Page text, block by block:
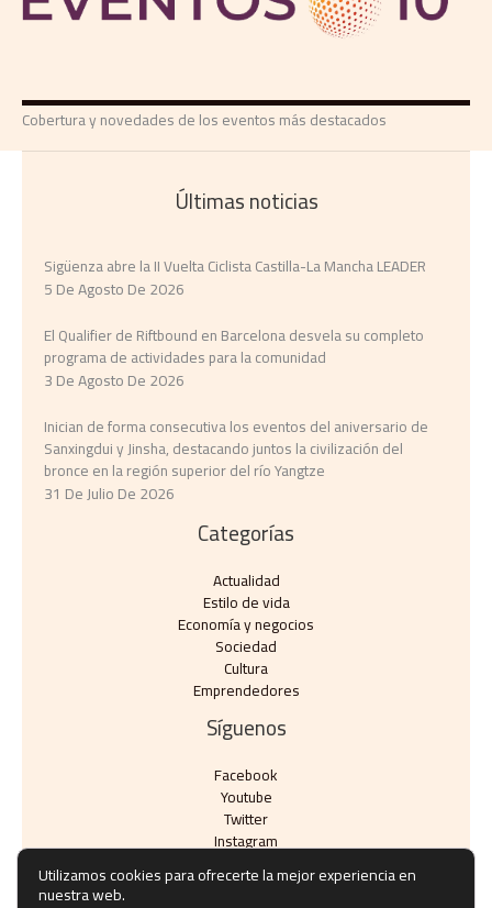
Cobertura y novedades de los eventos más destacados
Últimas noticias
Sigüenza abre la II Vuelta Ciclista Castilla-La Mancha LEADER
5 De Agosto De 2026
El Qualifier de Riftbound en Barcelona desvela su completo
programa de actividades para la comunidad
3 De Agosto De 2026
Inician de forma consecutiva los eventos del aniversario de
Sanxingdui y Jinsha, destacando juntos la civilización del
bronce en la región superior del río Yangtze
31 De Julio De 2026
Categorías
Actualidad
Estilo de vida
Economía y negocios​
Sociedad
Cultura
Emprendedores
Síguenos
Facebook
Youtube
Twitter
Instagram
Utilizamos cookies para ofrecerte la mejor experiencia en
nuestra web.